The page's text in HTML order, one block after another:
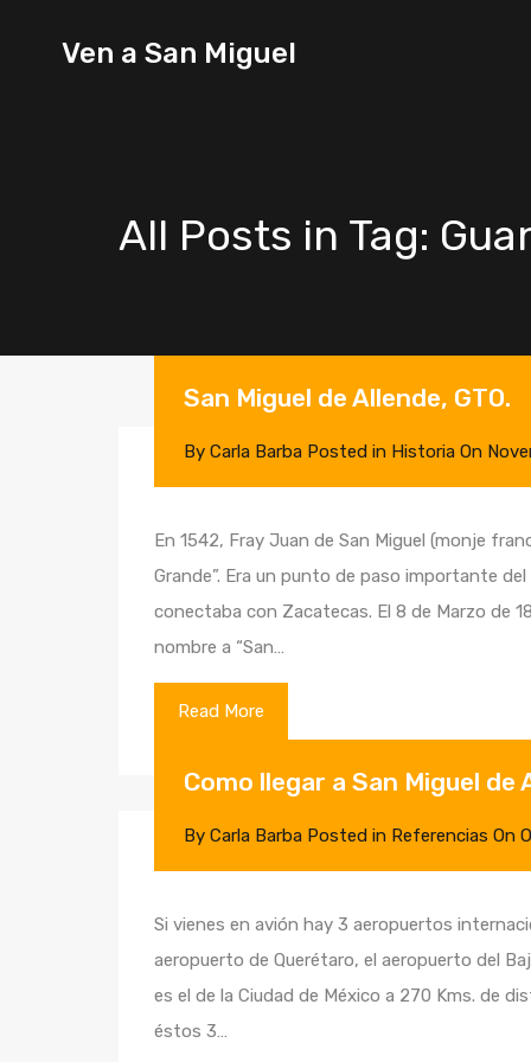
SanVen a San Miguel
All Posts in Tag:
San Miguel de Allende, GTO.
By Carla Barba Posted in Historia On
En 1542, Fray Juan de San Miguel (monje
Grande”. Era un punto de paso importante
conectaba con Zacatecas. El 8 de Marzo de
nombre a “San…
Read More
Como llegar a San Miguel de
By Carla Barba Posted in Referencias On
Si vienes en avión hay 3 aeropuertos
aeropuerto de Querétaro, el aeropuerto del
es el de la Ciudad de México a 270 Kms. de
éstos 3…